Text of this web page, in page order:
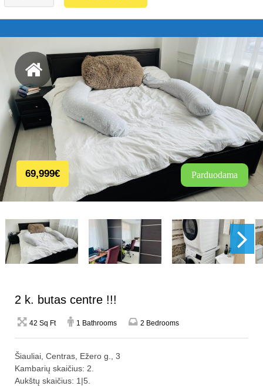
69,999€ Parduodama
2 k. butas centre !!!
42 Sq Ft 1 Bathrooms 2 Bedrooms
Šiauliai, Centras, Ežero g., 3
Kambarių skaičius: 2.
Aukštų skaičius: 1|5.